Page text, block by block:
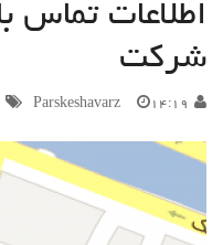
اطلاعات تماس
شرکت
Parskeshavarz ۱۴:۱۹